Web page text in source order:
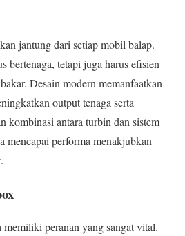
jantung dari setiap mobil balap.
bertenaga, tetapi juga harus efisien
Desain modern memanfaatkan
output tenaga serta
kombinasi antara turbin dan sistem
mencapai performa menakjubkan
memiliki peranan yang sangat vital.